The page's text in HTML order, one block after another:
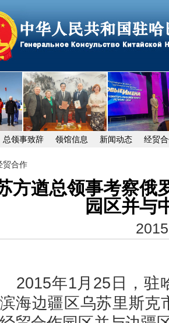
总领事致辞 领馆信息 新闻动态 经贸
贸合作
方遒总领事考察俄
园区并与
2015年1月 25 日
，
海边疆区乌苏里斯克